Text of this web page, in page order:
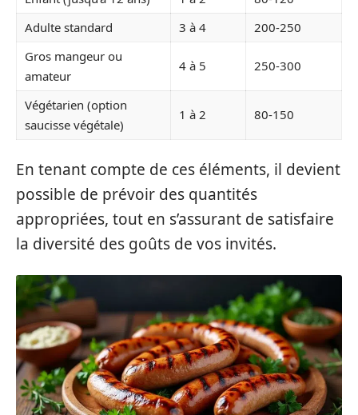
Adulte standard
3 à 4
200-250
Gros mangeur ou
amateur
4 à 5 250-300
Végétarien (option
saucisse végétale)
1 à 2 80-150
En tenant compte de ces éléments, il devient
possible de prévoir des quantités
appropriées, tout en s’assurant de satisfaire
la diversité des goûts de vos invités.